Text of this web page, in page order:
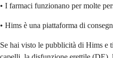
• I farmaci funzionano per molte
• Hims è una piattaforma di
Se hai visto le pubblicità di Hims e